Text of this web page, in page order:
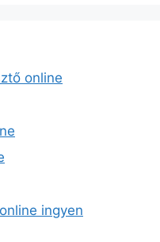
online
ingyen